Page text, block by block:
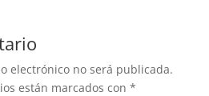
electrónico no será publicada.
están marcados con *